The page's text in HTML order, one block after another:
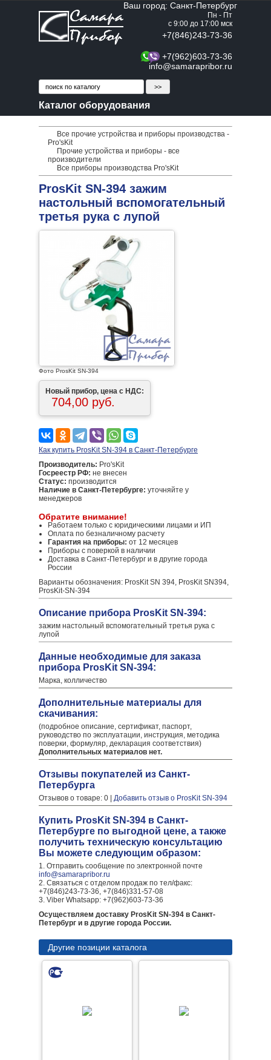
Ваш город: Санкт-Петербург
Пн - Пт
с 9:00 до 17:00 мск
+7(846)243-73-36
+7(962)603-73-36
info@samarapribor.ru
Каталог оборудования
Все прочие устройства и приборы производства -
Pro'sKit
Прочие устройства и приборы - все
производители
Все приборы производства Pro'sKit
ProsKit SN-394 зажим
настольный вспомогательный
третья рука с лупой
Фото ProsKit SN-394
Новый прибор, цена с НДС:
704,00 руб.
Как купить ProsKit SN-394 в Санкт-Петербурге
Производитель: Pro'sKit
Госреестр РФ: не внесен
Статус: производится
Наличие в Санкт-Петербурге: уточняйте у
менеджеров
Обратите внимание!
Работаем только с юридическими лицами и ИП
Оплата по безналичному расчету
Гарантия на приборы: от 12 месяцев
Приборы с поверкой в наличии
Доставка в Санкт-Петербург и в другие города
России
Варианты обозначения: ProsKit SN 394, ProsKit SN394,
ProsKit-SN-394
Описание прибора ProsKit SN-394:
зажим настольный вспомогательный третья рука с
лупой
Данные необходимые для заказа
прибора ProsKit SN-394:
Марка, колличество
Дополнительные материалы для
скачивания:
(подробное описание, сертификат, паспорт,
руководство по эксплуатации, инструкция, методика
поверки, формуляр, декларация соответствия)
Дополнительных материалов нет.
Отзывы покупателей из Санкт-
Петербурга
Отзывов о товаре: 0 | Добавить отзыв о ProsKit SN-394
Купить ProsKit SN-394 в Санкт-
Петербурге по выгодной цене, а также
получить техническую консультацию
Вы можете следующим образом:
1. Отправить сообщение по электронной почте
info@samarapribor.ru
2. Связаться с отделом продаж по тел/факс:
+7(846)243-73-36, +7(846)331-57-08
3. Viber Whatsapp: +7(962)603-73-36
Осуществляем доставку ProsKit SN-394 в Санкт-
Петербург и в другие города России.
Другие позиции каталога